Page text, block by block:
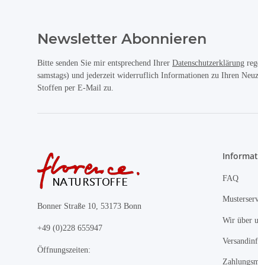
Newsletter Abonnieren
Bitte senden Sie mir entsprechend Ihrer Datenschutzerklärung
samstags) und jederzeit widerruflich Informationen zu Ihren
Stoffen per E-Mail zu.
Bonner Straße 10, 53173 Bonn
+49 (0)228 655947
Öffnungszeiten:
FAQ
Wir über